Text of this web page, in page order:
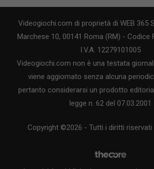
Videogiochi.com di proprietà di WEB 365
Marchese 10, 00141 Roma (RM) - Codice
I.V.A. 12279101005
Videogiochi.com non è una testata
viene aggiornato senza alcuna
pertanto considerarsi un prodotto
legge n. 62 del 07.03.2001
Copyright ©2026 - Tutti i diritti riservati